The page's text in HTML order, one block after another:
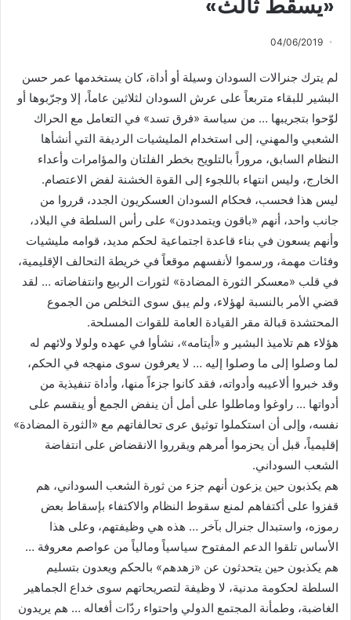
«يسقط ثالث»
04/06/2019
لم يترك جنرالات السودان وسيلة أو أداة، كان يستخدمها عمر حسن
البشير للبقاء متربعاً على عرش السودان لثلاثين عاماً، إلا وجرّبوها أو
لوّحوا بتجريبها … من سياسة «فرق تسد» في التعامل مع الحراك
الشعبي والمهني، إلى استخدام المليشيات الرديفة التي أنشأها
النظام السابق، مروراً بالتلويح بخطر الفلتان والمؤامرات وأعداء
الخارج، وليس انتهاء باللجوء إلى القوة الخشنة لفض الاعتصام.
ليس هذا فحسب، فحكام السودان العسكريون الجدد، قرروا من
جانب واحد، أنهم «باقون ويتمددون» على رأس السلطة في البلاد،
وأنهم يسعون في بناء قاعدة اجتماعية لحكم مديد، قوامه مليشيات
وفئات مهمة، ورسموا لأنفسهم موقعاً في خريطة التحالف الإقليمية،
في قلب «معسكر الثورة المضادة» لثورات الربيع وانتفاضاته … لقد
قضي الأمر بالنسبة لهؤلاء، ولم يبق سوى التخلص من الجموع
المحتشدة قبالة مقر القيادة العامة للقوات المسلحة.
هؤلاء هم تلاميذ البشير و «أيتامه»، نشأوا في عهده ولولا ولائهم له
لما وصلوا إلى ما وصلوا إليه … لا يعرفون سوى منهجه في الحكم،
وقد خبروا ألاعيبه وأدواته، فقد كانوا جزءاً منها، وأداة تنفيذية من
أدواتها … راوغوا وماطلوا على أمل أن ينفض الجمع أو ينقسم على
نفسه، وإلى أن استكملوا توثيق عرى تحالفاتهم مع «الثورة المضادة»
إقليمياً، قبل أن يحزموا أمرهم ويقرروا الانقضاض على انتفاضة
الشعب السوداني.
هم يكذبون حين يزعون أنهم جزء من ثورة الشعب السوداني، هم
قفزوا على أكتفاهم لمنع سقوط النظام والاكتفاء بإسقاط بعض
رموزه، واستبدال جنرال بآخر … هذه هي وظيفتهم، وعلى هذا
الأساس تلقوا الدعم المفتوح سياسياً ومالياً من عواصم معروفة …
هم يكذبون حين يتحدثون عن «زهدهم» بالحكم ويعدون بتسليم
السلطة لحكومة مدنية، لا وظيفة لتصريحاتهم سوى خداع الجماهير
الغاضبة، وطمأنة المجتمع الدولي واحتواء ردّات أفعاله … هم يريدون